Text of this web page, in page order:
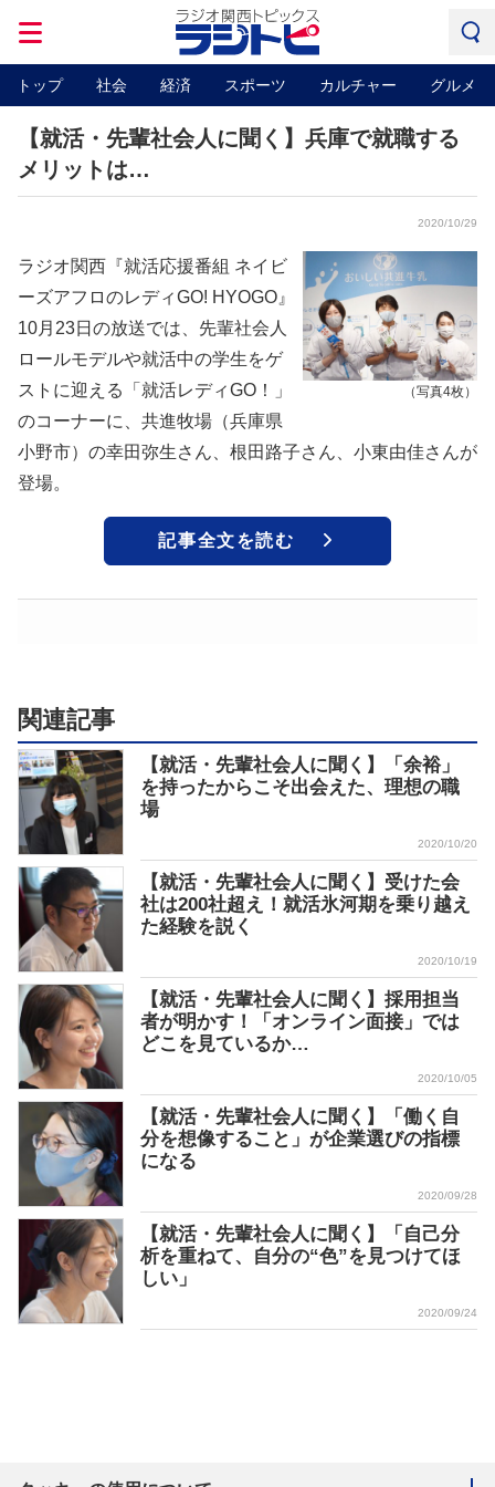
トップ 社会 経済 スポーツ カルチャー グルメ
【就活・先輩社会人に聞く】兵庫で就職する
メリットは…
2020/10/29
（写真4枚）
ラジオ関西『就活応援番組 ネイビ
ーズアフロのレディGO! HYOGO』
10月23日の放送では、先輩社会人
ロールモデルや就活中の学生をゲ
ストに迎える「就活レディGO！」
のコーナーに、共進牧場（兵庫県
小野市）の幸田弥生さん、根田路子さん、小東由佳さんが
登場。
記事全文を読む
関連記事
【就活・先輩社会人に聞く】「余裕」
を持ったからこそ出会えた、理想の職
場
2020/10/20
【就活・先輩社会人に聞く】受けた会
社は200社超え！就活氷河期を乗り越え
た経験を説く
2020/10/19
【就活・先輩社会人に聞く】採用担当
者が明かす！「オンライン面接」では
どこを見ているか…
2020/10/05
【就活・先輩社会人に聞く】「働く自
分を想像すること」が企業選びの指標
になる
2020/09/28
【就活・先輩社会人に聞く】「自己分
析を重ねて、自分の“色”を見つけてほ
しい」
2020/09/24